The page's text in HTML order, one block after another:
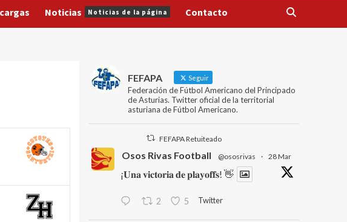
Noticias Noticias de la página Contacto
FEFAPA Seguir
Federación de Fútbol Americano del Principado
de Asturias. Twitter oficial de la territorial
asturiana de Fútbol Americano.
FEFAPA Retuiteado
Osos Rivas Football @ososrivas · 28 Mar
¡𝐔𝐧𝐚 𝐯𝐢𝐜𝐭𝐨𝐫𝐢𝐚 𝐝𝐞 𝐩𝐥𝐚𝐲𝐨𝐟𝐟𝐬! 👋
2 5 Twitter